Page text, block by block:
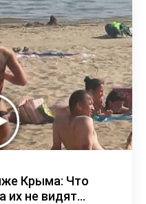
Крыма: Что
не видят...